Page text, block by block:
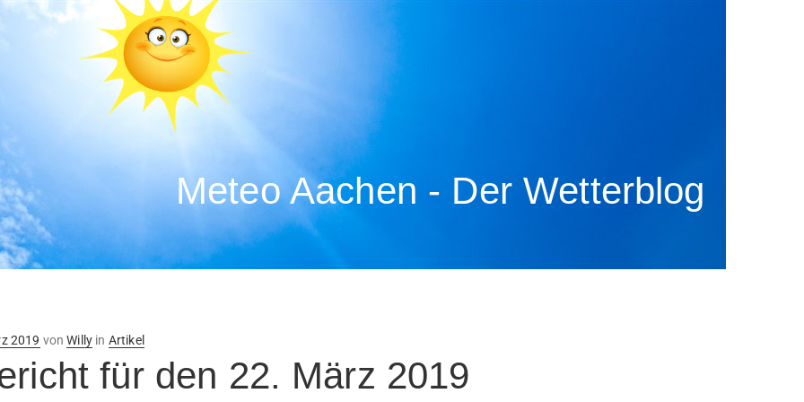
Meteo Aachen - Der Wetterblog
2019 vonWilly in Artikel
für den 22. März 2019